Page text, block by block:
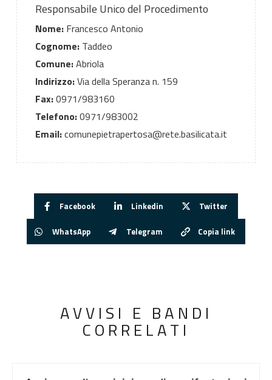
Responsabile Unico del Procedimento
Nome:Francesco Antonio
Cognome:Taddeo
Comune:Abriola
Indirizzo:Via della Speranza n. 159
Fax:0971/983160
Telefono:0971/983002
Email:comunepietrapertosa@rete.basilicata.it
Facebook Linkedin Twitter
WhatsApp Telegram Copia link
AVVISI E BANDI
CORRELATI